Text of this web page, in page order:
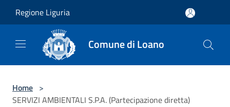
Regione Liguria
Comune di Loano
Home >
SERVIZI AMBIENTALI S.P.A. (Partecipazione diretta)